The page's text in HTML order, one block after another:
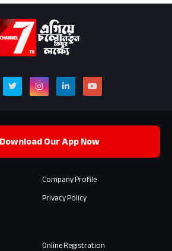
Download Our App Now
Company Profile
Privacy Policy
Online Registration